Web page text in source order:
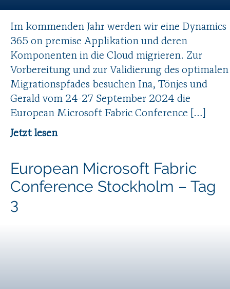
Im kommenden Jahr werden wir eine Dynamics
365 on premise Applikation und deren
Komponenten in die Cloud migrieren. Zur
Vorbereitung und zur Validierung des optimalen
Migrationspfades besuchen Ina, Tönjes und
Gerald vom 24-27 September 2024 die
European Microsoft Fabric Conference […]
Jetzt lesen
European Microsoft Fabric
Conference Stockholm – Tag
3